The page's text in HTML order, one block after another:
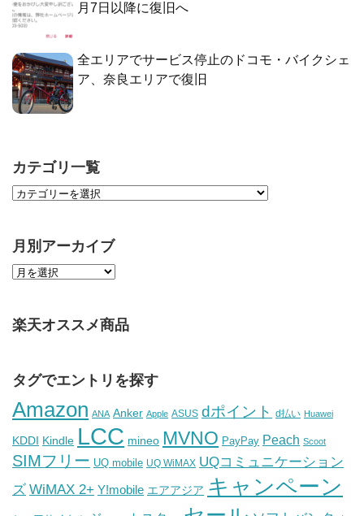
月7日以降に復旧へ
全エリアでサービス停止のドコモ・バイクシェ
ア、奈良エリアで復旧
カテゴリ一覧
月別アーカイブ
楽天オススメ商品
タグでエントリを探す
Amazon ANA Anker Apple ASUS dポイント d払い Huawei
KDDI Kindle LCC mineo MVNO PayPay Peach Scoot
SIMフリー UQ mobile UQ WiMAX UQコミュニケーション
ズ WiMAX 2+ Y!mobile エアアジア キャンペーン